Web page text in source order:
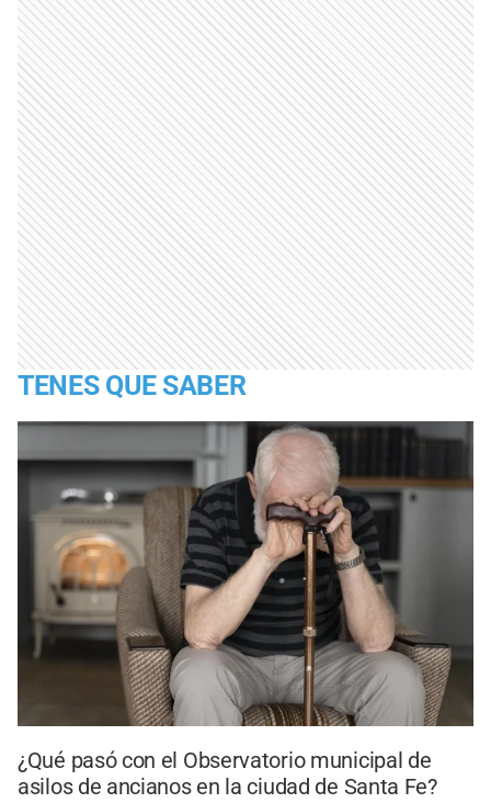
TENES QUE SABER
¿Qué pasó con el Observatorio municipal de
asilos de ancianos en la ciudad de Santa Fe?